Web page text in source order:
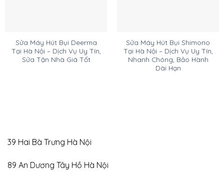
Sửa Máy Hút Bụi Deerma
Tại Hà Nội – Dịch Vụ Uy Tín,
Sửa Tận Nhà Giá Tốt
Sửa Máy Hút Bụi Shimono
Tại Hà Nội – Dịch Vụ Uy Tín,
Nhanh Chóng, Bảo Hành
Dài Hạn
39 Hai Bà Trưng Hà Nội
89 An Dương Tây Hồ Hà Nội